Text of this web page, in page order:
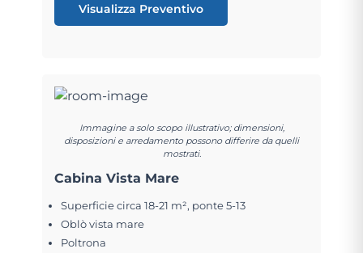
Visualizza Preventivo
Immagine a solo scopo illustrativo; dimensioni,
disposizioni e arredamento possono differire da quelli
mostrati.
Cabina Vista Mare
Superficie circa 18-21 m², ponte 5-13
Oblò vista mare
Poltrona